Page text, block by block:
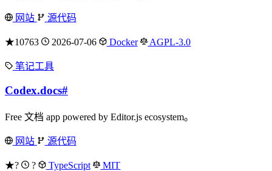
网站 源代码
★10763 2026-07-06 Docker AGPL-3.0
笔记工具
Codex.docs#
Free 文档 app powered by Editor.js ecosystem。
网站 源代码
★? ? TypeScript MIT